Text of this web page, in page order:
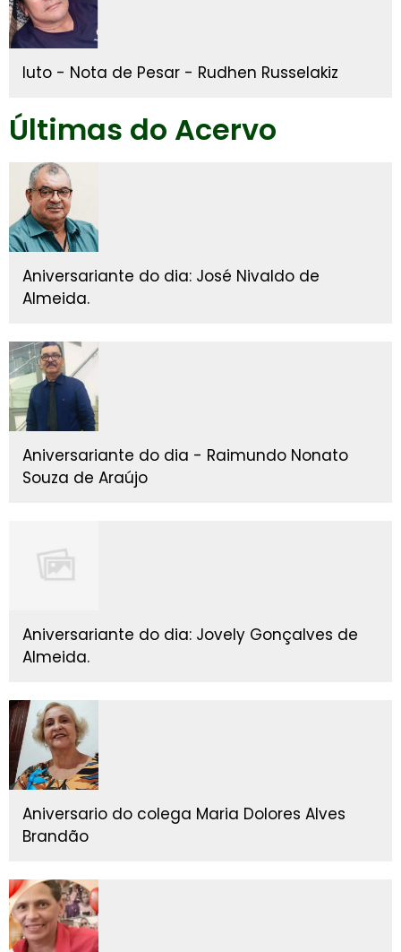
luto - Nota de Pesar - Rudhen Russelakiz
Últimas do Acervo
Aniversariante do dia: José Nivaldo de
Almeida.
Aniversariante do dia - Raimundo Nonato
Souza de Araújo
Aniversariante do dia: Jovely Gonçalves de
Almeida.
Aniversario do colega Maria Dolores Alves
Brandão